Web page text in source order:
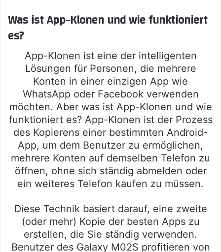
Was ist App-Klonen und wie funktioniert
es?
App-Klonen ist eine der intelligenten
Lösungen für Personen, die mehrere
Konten in einer einzigen App wie
WhatsApp oder Facebook verwenden
möchten. Aber was ist App-Klonen und wie
funktioniert es? App-Klonen ist der Prozess
des Kopierens einer bestimmten Android-
App, um dem Benutzer zu ermöglichen,
mehrere Konten auf demselben Telefon zu
öffnen, ohne sich ständig abmelden oder
ein weiteres Telefon kaufen zu müssen.
Diese Technik basiert darauf, eine zweite
(oder mehr) Kopie der besten Apps zu
erstellen, die Sie ständig verwenden.
Benutzer des Galaxy M02S profitieren von